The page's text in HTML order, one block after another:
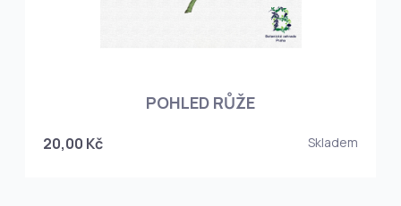
POHLED RŮŽE
20,00 Kč Skladem